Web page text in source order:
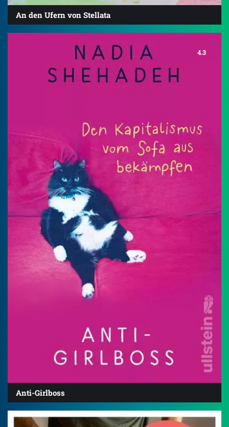
An den Ufern von Stellata
4.3
Anti-Girlboss